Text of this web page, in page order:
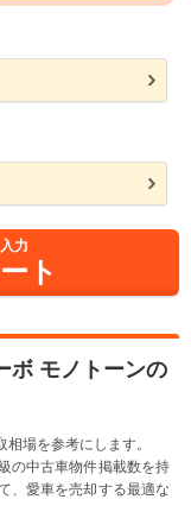
力
ト
ボ モノトーンの
場を参考にします。
の中古車物件掲載数を持
、愛車を売却する最適な